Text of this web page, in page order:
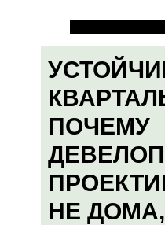
ПОЧЕМУ
НЕ